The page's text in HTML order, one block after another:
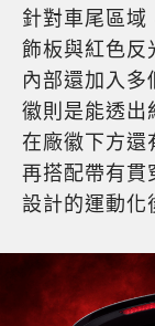
針對車尾區
飾板與紅色反
內部還加入
徽則是能透出
在廠徽下方還
再搭配帶有貫
設計的運動化